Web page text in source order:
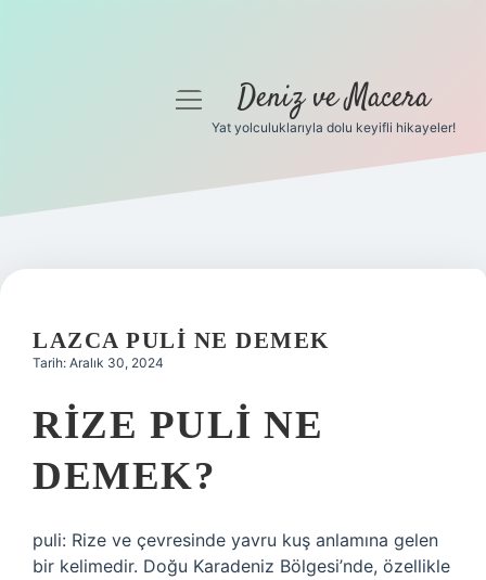
Gizlilik Politikası
Yasal Uyarı
menüyüDeniz ve Macera
Yat yolculuklarıyla dolu keyifli hikayeler!
LAZCA PULI NE DEMEK
Tarih: Aralık 30, 2024
RIZE PULI NE
DEMEK?
puli: Rize ve çevresinde yavru kuş anlamına gelen
bir kelimedir. Doğu Karadeniz Bölgesi’nde, özellikle